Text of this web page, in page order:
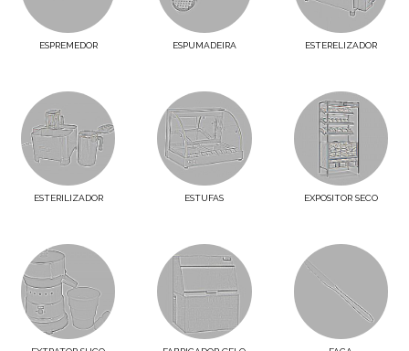
ESPREMEDOR ESPUMADEIRA ESTERELIZADOR
ESTERILIZADOR ESTUFAS EXPOSITOR SECO